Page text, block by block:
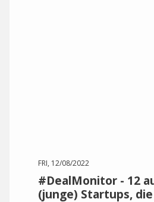
FRI, 12/08/2022
#DealMonitor - 12
(junge) Startups,